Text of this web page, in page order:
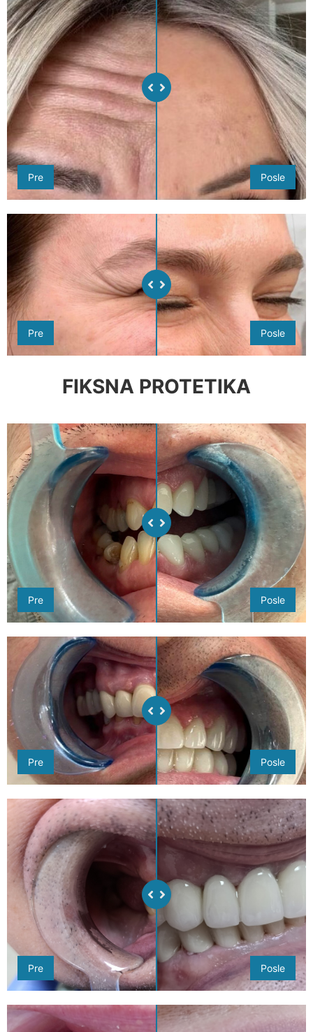
Pre Posle
Pre Posle
FIKSNA PROTETIKA
Pre Posle
Pre Posle
Pre Posle